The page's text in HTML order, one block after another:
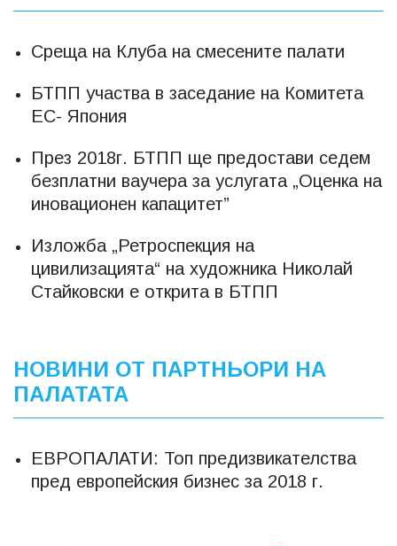
Среща на Клуба на смесените палати
БТПП участва в заседание на Комитета
ЕС- Япония
През 2018г. БТПП ще предостави седем
безплатни ваучера за услугата „Оценка на
иновационен капацитет”
Изложба „Ретроспекция на
цивилизацията“ на художника Николай
Стайковски е открита в БТПП
НОВИНИ ОТ ПАРТНЬОРИ НА
ПАЛАТАТА
ЕВРОПАЛАТИ: Топ предизвикателства
пред европейския бизнес за 2018 г.